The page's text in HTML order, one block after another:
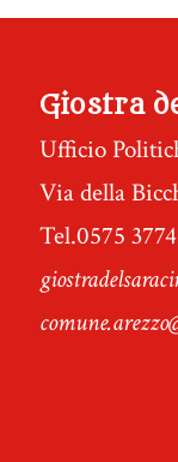
Giostra
Ufficio
Via della
Tel.0575